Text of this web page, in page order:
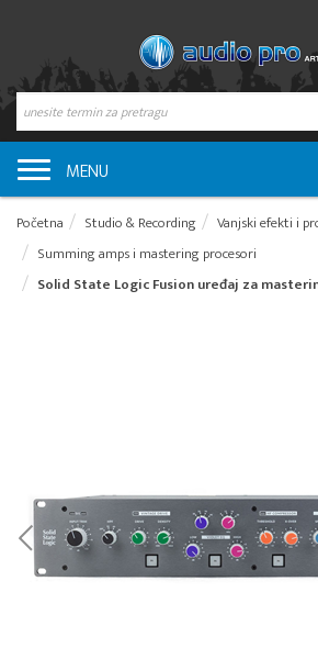
MENU
Početna Studio & Recording
Vanjski efekti i
Summing amps i mastering procesori
Solid State Logic Fusion uređaj za